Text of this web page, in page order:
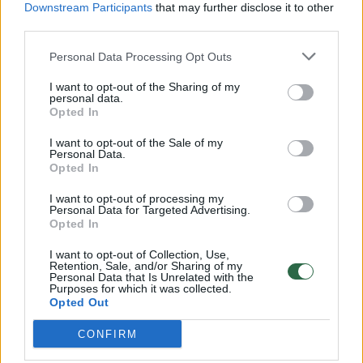
Downstream Participants that may further disclose it to other
Personal Data Processing Opt Outs
I want to opt-out of the Sharing of my
personal data.
Opted In
I want to opt-out of the Sale of my
Personal Data.
Opted In
I want to opt-out of processing my
Personal Data for Targeted Advertising.
Opted In
I want to opt-out of Collection, Use,
Retention, Sale, and/or Sharing of my
Personal Data that Is Unrelated with the
Purposes for which it was collected.
Opted Out
CONFIRM
00:00:57
32 laipsnių šilumos
Žinios | Orai
Nufilmavo, kaip patvino Vilniaus Vakarinis aplinkkelis:
vaizdas pribloškia
dvi moteris
Žinios | Lietuvos diena